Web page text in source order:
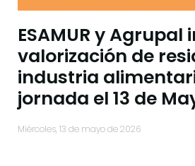
ESAMUR y
valorización de
industria
jornada el 13 de
miércoles, 13 de mayo de 2026